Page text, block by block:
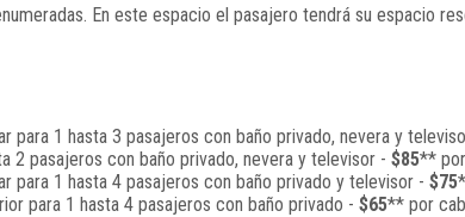
En este espacio el pasajero tendrá su espacio
para 1 hasta 3 pasajeros con baño privado, nevera y
2 pasajeros con baño privado, nevera y televisor - $85**
para 1 hasta 4 pasajeros con baño privado y televisor - $75
para 1 hasta 4 pasajeros con baño privado - $65** por